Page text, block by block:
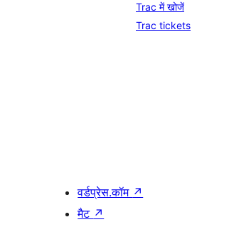
Trac में खोजें
Trac tickets
वर्डप्रेस.कॉम ↗
मैट ↗